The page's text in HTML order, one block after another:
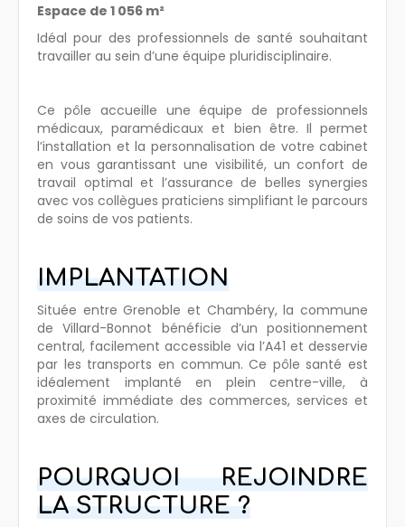
Espace de 1 056 m²
Idéal pour des professionnels de santé souhaitant
travailler au sein d’une équipe pluridisciplinaire.
Ce pôle accueille une équipe de professionnels
médicaux, paramédicaux et bien être. Il permet
l’installation et la personnalisation de votre cabinet
en vous garantissant une visibilité, un confort de
travail optimal et l’assurance de belles synergies
avec vos collègues praticiens simplifiant le parcours
de soins de vos patients.
IMPLANTATION
Située entre Grenoble et Chambéry, la commune
de Villard-Bonnot bénéficie d’un positionnement
central, facilement accessible via l’A41 et desservie
par les transports en commun. Ce pôle santé est
idéalement implanté en plein centre-ville, à
proximité immédiate des commerces, services et
axes de circulation.
POURQUOI REJOINDRE
LA STRUCTURE ?